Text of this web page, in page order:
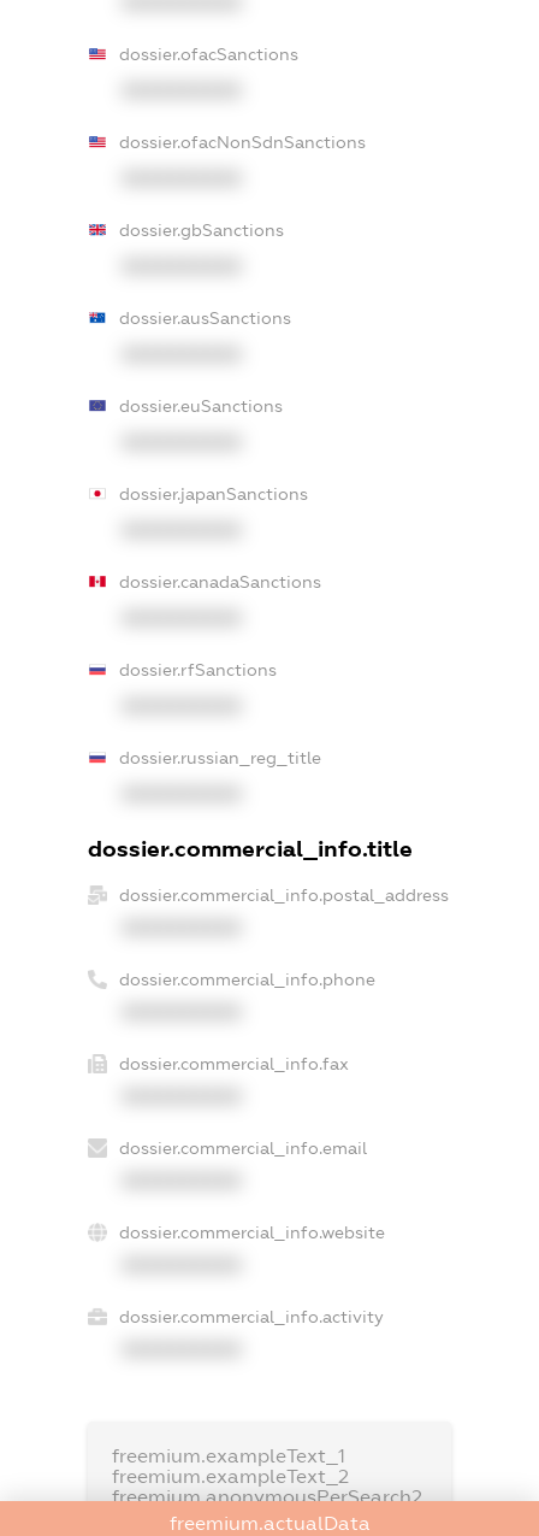
dossier.ofacSanctions
dossier.ofacNonSdnSanctions
dossier.gbSanctions
dossier.ausSanctions
dossier.euSanctions
dossier.japanSanctions
dossier.canadaSanctions
dossier.rfSanctions
dossier.russian_reg_title
dossier.commercial_info.title
dossier.commercial_info.postal_address
dossier.commercial_info.phone
dossier.commercial_info.fax
dossier.commercial_info.email
dossier.commercial_info.website
dossier.commercial_info.activity
freemium.exampleText_1
freemium.exampleText_2
freemium.anonymousPerSearch2
freemium.actualData